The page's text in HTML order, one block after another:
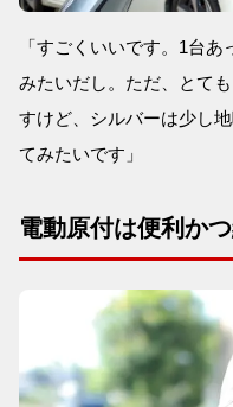
「すごくいいです。1台
みたいだし。ただ、とて
すけど、シルバーは少し
てみたいです」
電動原付は便利か